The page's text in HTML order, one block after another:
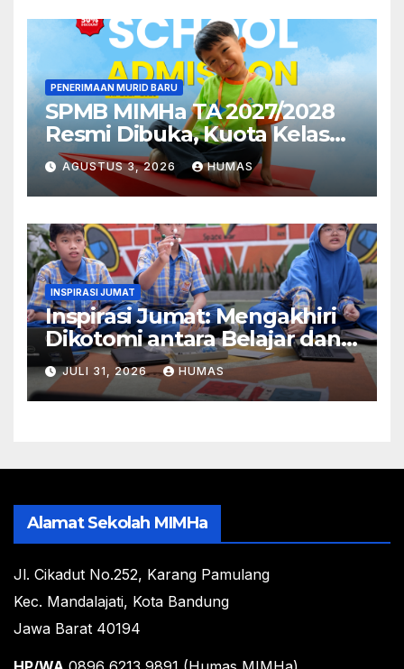
PENERIMAAN MURID BARU
SPMB MIMHa TA 2027/2028
Resmi Dibuka, Kuota Kelas
Pertama MI Telah Terpenuhi
AGUSTUS 3, 2026 HUMAS
INSPIRASI JUMAT
Inspirasi Jumat: Mengakhiri
Dikotomi antara Belajar dan
Bermain
JULI 31, 2026 HUMAS
Alamat Sekolah MIMHa
Jl. Cikadut No.252, Karang Pamulang
Kec. Mandalajati, Kota Bandung
Jawa Barat 40194